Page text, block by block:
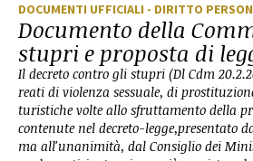
DOCUMENTI UFFICIALI - DIRITTO
Documento della
stupri e proposta di
Il decreto contro gli stupri (Dl Cdm
reati di violenza sessuale, di
turistiche volte allo sfruttamento della
contenute nel decreto-legge,presentato
ma all'unanimità, dal Consiglio dei